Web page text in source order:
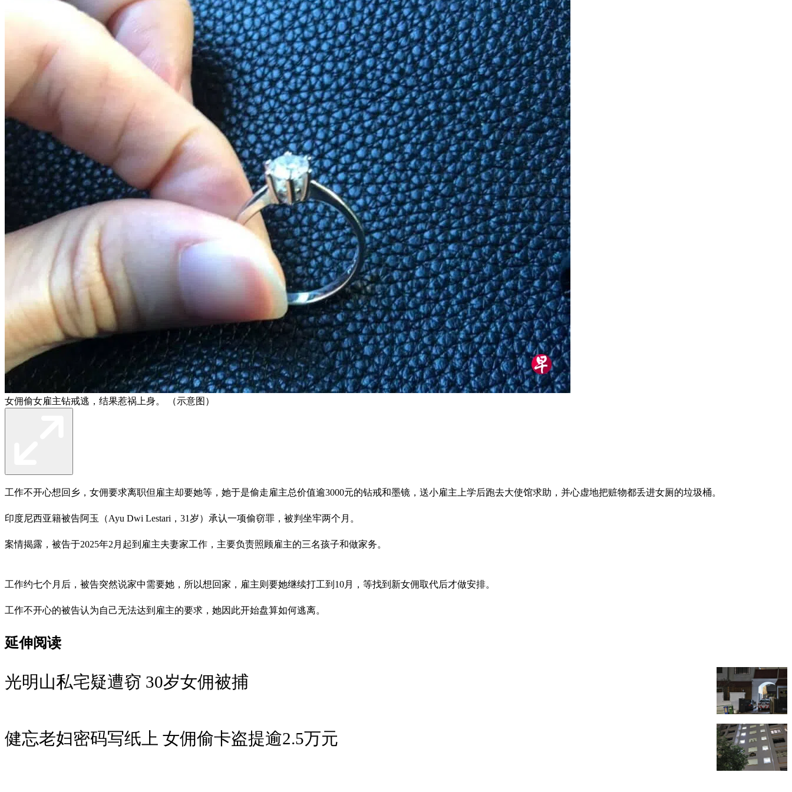
女佣偷女雇主钻戒逃，结果惹祸上身。 （示意图）
工作不开心想回乡，女佣要求离职但雇主却要她等，她于是偷走雇主总价值逾3000元的钻戒和墨镜，送小雇主上学后跑去大使馆求助，并心虚地把赃物都丢进女厕的垃圾桶。
印度尼西亚籍被告阿玉（Ayu Dwi Lestari，31岁）承认一项偷窃罪，被判坐牢两个月。
案情揭露，被告于2025年2月起到雇主夫妻家工作，主要负责照顾雇主的三名孩子和做家务。
工作约七个月后，被告突然说家中需要她，所以想回家，雇主则要她继续打工到10月，等找到新女佣取代后才做安排。
工作不开心的被告认为自己无法达到雇主的要求，她因此开始盘算如何逃离。
延伸阅读
光明山私宅疑遭窃 30岁女佣被捕
健忘老妇密码写纸上 女佣偷卡盗提逾2.5万元